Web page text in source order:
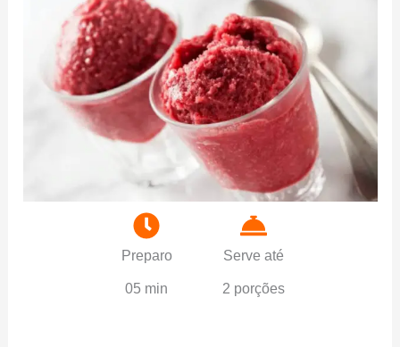
Preparo
05 min
Serve até
2 porções